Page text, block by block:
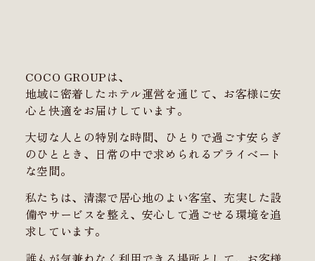
COCO GROUPは、
地域に密着したホテル運営を通じて、お客様に安
心と快適をお届けしています。
大切な人との特別な時間、ひとりで過ごす安らぎ
のひととき、日常の中で求められるプライベート
な空間。
私たちは、清潔で居心地のよい客室、充実した設
備やサービスを整え、安心して過ごせる環境を追
求しています。